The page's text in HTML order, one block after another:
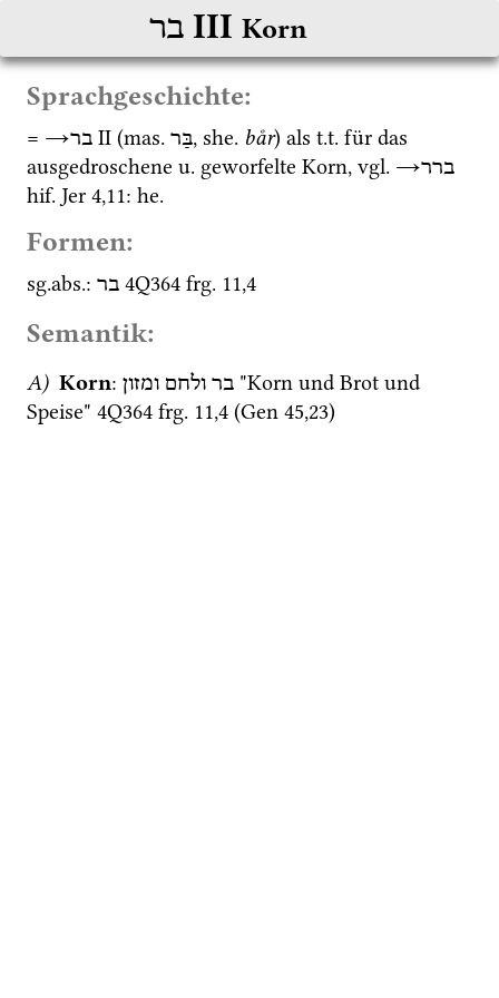
בר‎ III Korn
Sprachgeschichte:
= →בר ‎ II (mas. בַּר, she. bår) als t.t. für das
ausgedroschene u. geworfelte Korn, vgl. →ברר
hif. Jer 4,11: he.
Formen:
sg.abs.: בר 4Q364 frg. 11,4
Semantik:
A) Korn: בר ולחם ומזון
"Korn und Brot und
Speise" 4Q364 frg. 11,4 (Gen 45,23)